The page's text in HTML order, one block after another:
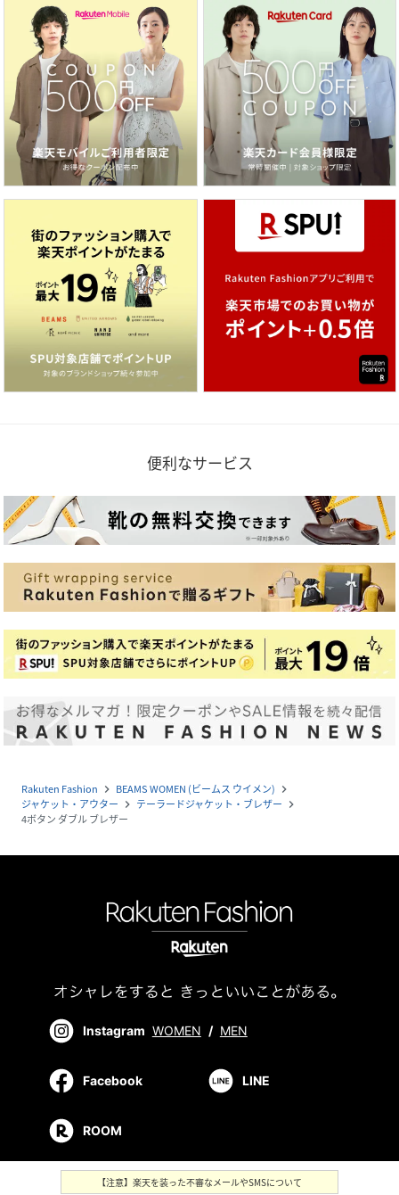
便利なサービス
Rakuten Fashion navigate_next BEAMS WOMEN (ビームス ウイメン) navigate_next
ジャケット・アウター navigate_next テーラードジャケット・ブレザー navigate_next
4ボタン ダブル ブレザー
Instagram WOMEN / MEN
Facebook LINE
ROOM
【注意】楽天を装った不審なメールやSMSについて